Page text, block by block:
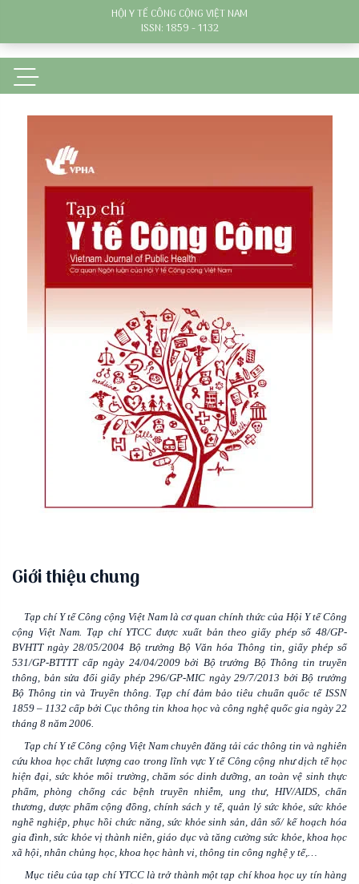
HỘI Y TẾ CÔNG CỘNG VIỆT NAM
ISSN: 1859 - 1132
Giới thiệu chung
Tạp chí Y tế Công cộng Việt Nam là cơ quan chính thức của Hội Y tế Công
cộng Việt Nam. Tạp chí YTCC được xuất bản theo giấy phép số 48/GP-
BVHTT ngày 28/05/2004 Bộ trưởng Bộ Văn hóa Thông tin, giấy phép số
531/GP-BTTTT cấp ngày 24/04/2009 bởi Bộ trưởng Bộ Thông tin truyền
thông, bản sửa đổi giấy phép 296/GP-MIC ngày 29/7/2013 bởi Bộ trưởng
Bộ Thông tin và Truyền thông. Tạp chí đảm bảo tiêu chuẩn quốc tế ISSN
1859 – 1132 cấp bởi Cục thông tin khoa học và công nghệ quốc gia ngày 22
tháng 8 năm 2006.
Tạp chí Y tế Công cộng Việt Nam chuyên đăng tải các thông tin và nghiên
cứu khoa học chất lượng cao trong lĩnh vực Y tế Công cộng như dịch tế học
hiện đại, sức khỏe môi trường, chăm sóc dinh dưỡng, an toàn vệ sinh thực
phẩm, phòng chống các bệnh truyền nhiễm, ung thư, HIV/AIDS, chấn
thương, dược phẩm cộng đồng, chính sách y tế, quản lý sức khỏe, sức khỏe
nghề nghiệp, phục hồi chức năng, sức khỏe sinh sản, dân số/ kế hoạch hóa
gia đình, sức khỏe vị thành niên, giáo dục và tăng cường sức khỏe, khoa học
xã hội, nhân chủng học, khoa học hành vi, thông tin công nghệ y tế,…
Mục tiêu của tạp chí YTCC là trở thành một tạp chí khoa học uy tín hàng